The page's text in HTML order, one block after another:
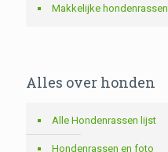
Makkelijke hondenrassen
Alles over honden
Alle Hondenrassen lijst
Hondenrassen en foto